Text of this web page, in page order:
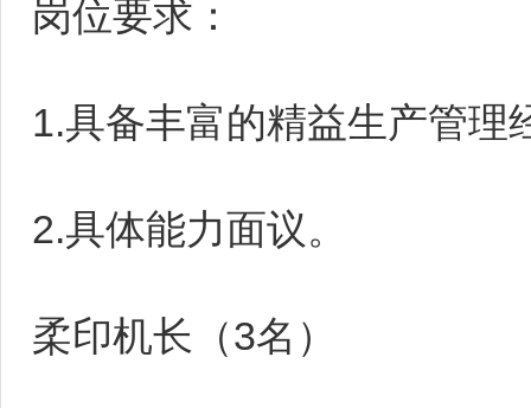
岗位要求：
1.具备丰富的精益生产管理
2.具体能力面议。
柔印机长（3名）